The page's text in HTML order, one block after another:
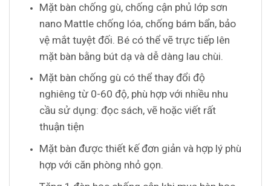
Mặt bàn chống gù, chống cận phủ lớp sơn
nano Mattle chống lóa, chống bám bẩn, bảo
vệ mắt tuyệt đối. Bé có thể vẽ trực tiếp lên
mặt bàn bằng bút dạ và dễ dàng lau chùi.
Mặt bàn chống gù có thể thay đổi độ
nghiêng từ 0-60 độ, phù hợp với nhiều nhu
cầu sử dụng: đọc sách, vẽ hoặc viết rất
thuận tiện
Mặt bàn được thiết kế đơn giản và hợp lý phù
hợp với căn phòng nhỏ gọn.